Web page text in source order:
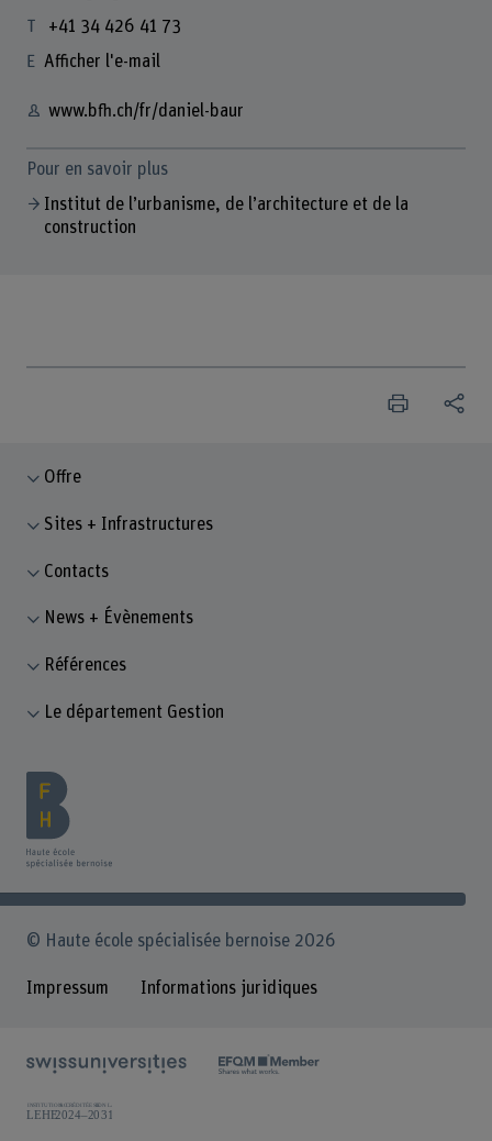
+41 34 426 41 73
Afficher l'e-mail
www.bfh.ch/fr/daniel-baur
Pour en savoir plus
Institut de l’urbanisme, de l’architecture et de la
construction
Offre
Sites + Infrastructures
Contacts
News + Évènements
Références
Le département Gestion
© Haute école spécialisée bernoise 2026
Impressum Informations juridiques